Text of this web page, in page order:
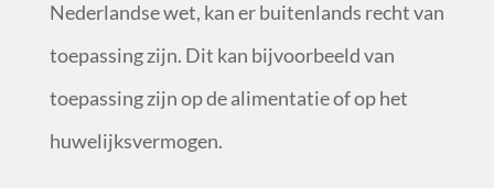
Nederlandse wet, kan er buitenlands recht van
toepassing zijn. Dit kan bijvoorbeeld van
toepassing zijn op de alimentatie of op het
huwelijksvermogen.